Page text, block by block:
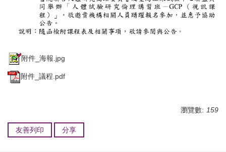
附件_海報.jpg
附件_議程.pdf
瀏覽數: 159
友善列印 分享